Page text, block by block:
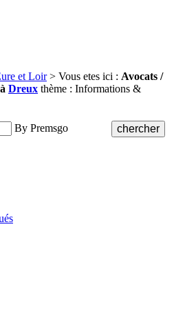
et Loir> Vous etes ici : Avocats /
Dreux thème : Informations &
By Premsgo